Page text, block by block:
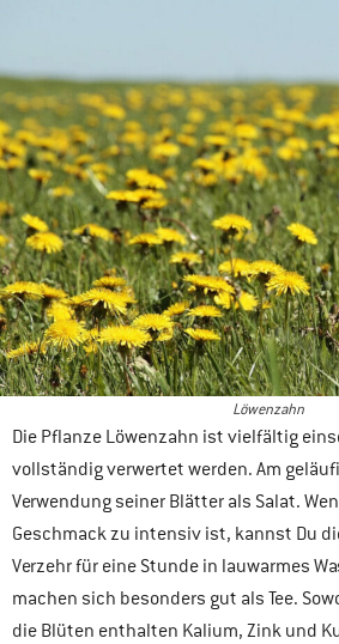
Löwenzahn
Die Pflanze Löwenzahn ist vielfältig
vollständig verwertet werden. Am
Verwendung seiner Blätter als Salat.
Geschmack zu intensiv ist, kannst Du
Verzehr für eine Stunde in lauwarmes
machen sich besonders gut als Tee.
die Blüten enthalten Kalium, Zink und